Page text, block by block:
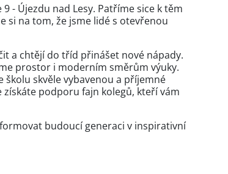
- Újezdu nad Lesy. Patříme sice k těm
si na tom, že jsme lidé s otevřenou
a chtějí do tříd přinášet nové nápady.
prostor i moderním směrům výuky.
školu skvěle vybavenou a příjemné
podporu fajn kolegů, kteří vám
budoucí generaci v inspirativní